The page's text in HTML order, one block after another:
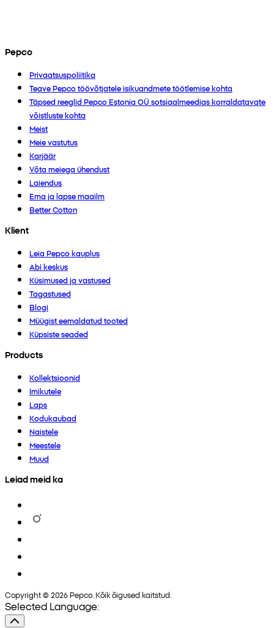
Pepco
Privaatsuspoliitika
Teave Pepco töövõtjatele isikuandmete töötlemise kohta
Täpsed reeglid Pepco Estonia OÜ sotsiaalmeedias korraldatavate
võistluste kohta
Meist
Meie vastutus
Karjäär
Võta meiega ühendust
Laiendus
Ema ja lapse maailm
Better Cotton
Klient
Leia Pepco kauplus
Abi keskus
Küsimused ja vastused
Tagastused
Blogi
Müügist eemaldatud tooted
Küpsiste seaded
Products
Kollektsioonid
Imikutele
Laps
Kodukaubad
Naistele
Meestele
Muud
Leiad meid ka
Copyright © 2026 Pepco. Kõik õigused kaitstud.
Selected Language: